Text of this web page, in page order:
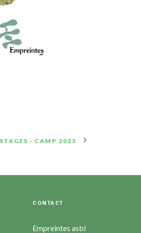
· CAMP 2023
CONTACT
Empreintes asbl